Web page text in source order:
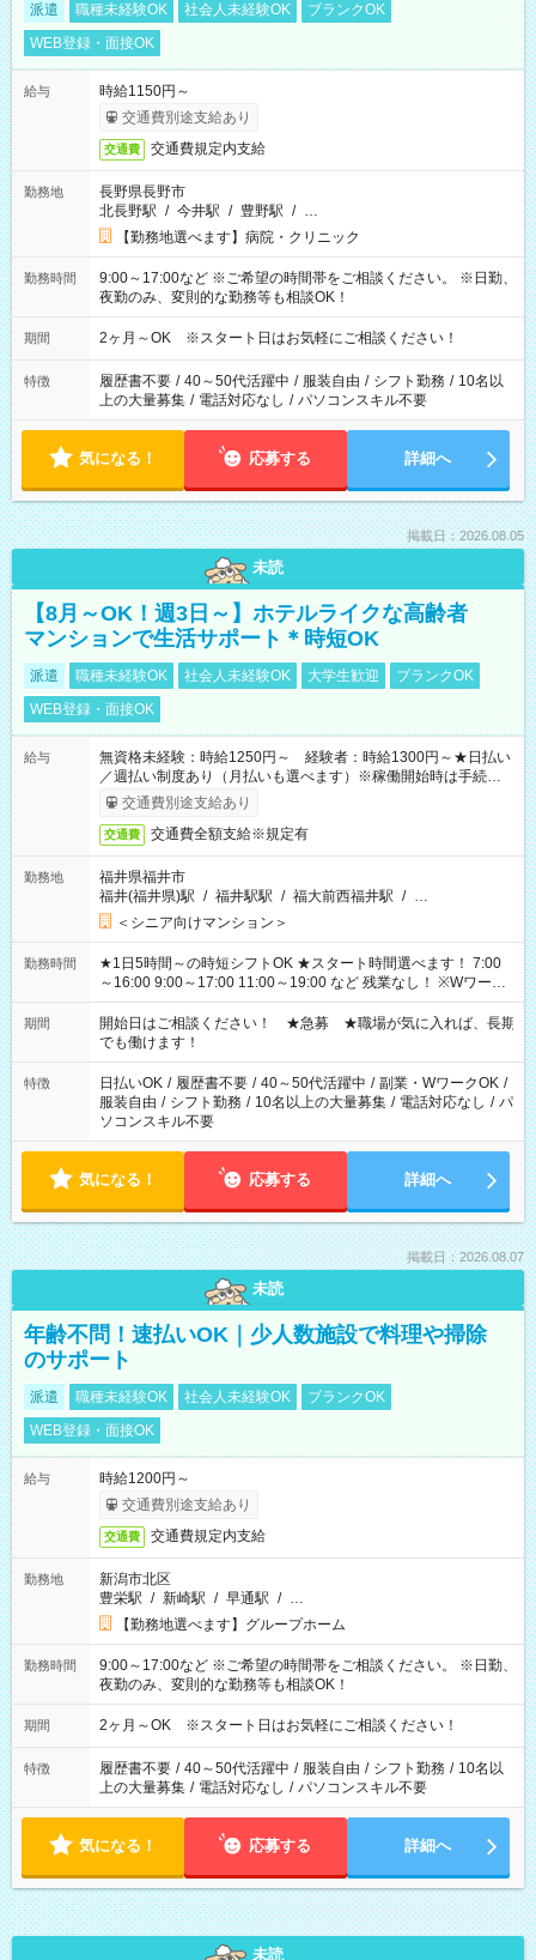
派遣 職種未経験OK 社会人未経験OK
ブランクOK
WEB登録・面接OK
給与
時給1150円～
交通費別途支給あり
交通費 交通費規定内支給
勤務地
長野県長野市
北長野駅 / 今井駅 / 豊野駅 / …
【勤務地選べます】病院・クリニック
勤務時間
9:00～17:00など ※ご希望の時間帯をご相談ください。 ※日勤、
夜勤のみ、変則的な勤務等も相談OK！
期間 2ヶ月～OK ※スタート日はお気軽にご相談ください！
特徴 履歴書不要 / 40～50代活躍中 / 服装自由 / シフト勤務 / 10名以
上の大量募集 / 電話対応なし / パソコンスキル不要
気になる！ 応募する 詳細へ
掲載日：2026.08.05
未読
【8月～OK！週3日～】ホテルライクな高齢者
マンションで生活サポート＊時短OK
派遣 職種未経験OK 社会人未経験OK 大学生歓迎
ブランクOK
WEB登録・面接OK
給与
無資格未経験：時給1250円～ 経験者：時給1300円～★日払い
／週払い制度あり（月払いも選べます）※稼働開始時は手続き完
了次第のお支払いとなります。
交通費別途支給あり
交通費 交通費全額支給※規定有
勤務地
福井県福井市
福井(福井県)駅 / 福井駅駅 / 福大前西福井駅 / …
＜シニア向けマンション＞
勤務時間
★1日5時間～の時短シフトOK ★スタート時間選べます！ 7:00
～16:00 9:00～17:00 11:00～19:00 など 残業なし！ ※Wワーク
の場合、他のお仕事と合わせ週40時間超の就業はご案内できま
せん ※法令に基づき、週20時間以上勤務は社会保険への加入対
象となります ※労働者派遣法（日雇い派遣の原則禁止）によ
り、短時間・短期間の就業はご案内が難しい場合があります
期間
開始日はご相談ください！ ★急募 ★職場が気に入れば、長期
でも働けます！
特徴 日払いOK / 履歴書不要 / 40～50代活躍中 / 副業・WワークOK /
服装自由 / シフト勤務 / 10名以上の大量募集 / 電話対応なし / パ
ソコンスキル不要
気になる！ 応募する 詳細へ
掲載日：2026.08.07
未読
年齢不問！速払いOK｜少人数施設で料理や掃除
のサポート
派遣 職種未経験OK 社会人未経験OK
ブランクOK
WEB登録・面接OK
給与
時給1200円～
交通費別途支給あり
交通費 交通費規定内支給
勤務地
新潟市北区
豊栄駅 / 新崎駅 / 早通駅 / …
【勤務地選べます】グループホーム
勤務時間
9:00～17:00など ※ご希望の時間帯をご相談ください。 ※日勤、
夜勤のみ、変則的な勤務等も相談OK！
期間 2ヶ月～OK ※スタート日はお気軽にご相談ください！
特徴 履歴書不要 / 40～50代活躍中 / 服装自由 / シフト勤務 / 10名以
上の大量募集 / 電話対応なし / パソコンスキル不要
気になる！ 応募する 詳細へ
未読